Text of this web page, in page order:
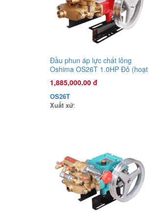
Đầu phun áp lực chất lỏng
Oshima OS26T 1.0HP Đỏ (hoạt
động bằng sức kéo động cơ)
1,885,000.00 đ
OS26T
Xuất xứ: